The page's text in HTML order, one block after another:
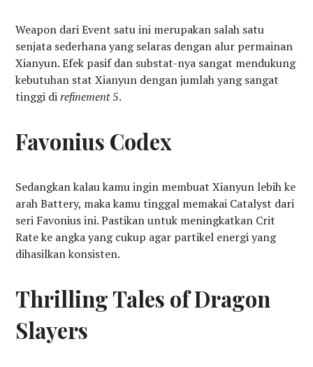
Weapon dari Event satu ini merupakan salah satu
senjata sederhana yang selaras dengan alur permainan
Xianyun. Efek pasif dan substat-nya sangat mendukung
kebutuhan stat Xianyun dengan jumlah yang sangat
tinggi direfinement5.
Favonius Codex
Sedangkan kalau kamu ingin membuat Xianyun lebih ke
arah Battery, maka kamu tinggal memakai Catalyst dari
seri Favonius ini. Pastikan untuk meningkatkan Crit
Rate ke angka yang cukup agar partikel energi yang
dihasilkan konsisten.
Thrilling Tales of Dragon
Slayers